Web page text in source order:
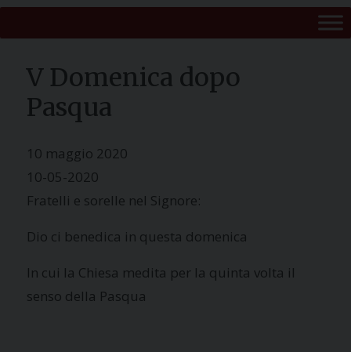
V Domenica dopo
Pasqua
10 maggio 2020
10-05-2020
Fratelli e sorelle nel Signore:
Dio ci benedica in questa domenica
In cui la Chiesa medita per la quinta volta il
senso della Pasqua